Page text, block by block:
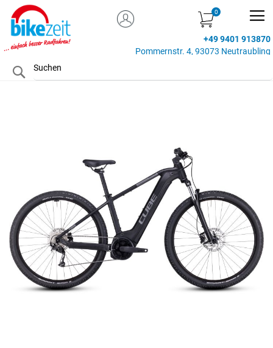
MEIN KONTO
+49 9401 913870
Pommernstr. 4, 93073 Neutraubling
Search